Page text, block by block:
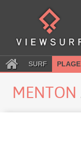
SURF PLAGE
MENTON